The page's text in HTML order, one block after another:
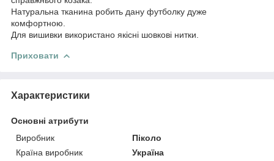
Натуральна тканина робить дану футболку дуже
комфортною.
Для вишивки використано якісні шовкові нитки.
Приховати
Характеристики
Основні атрибути
Виробник
Піколо
Країна виробник
Україна